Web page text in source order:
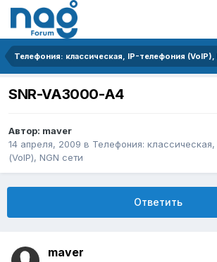
SNR-VA3000-A4
Автор: maver
14 апреля, 2009 в Телефония: классическая,
(VoIP), NGN сети
Ответить
maver